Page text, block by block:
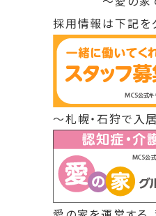
採用情報は下記
～札幌・石狩で入